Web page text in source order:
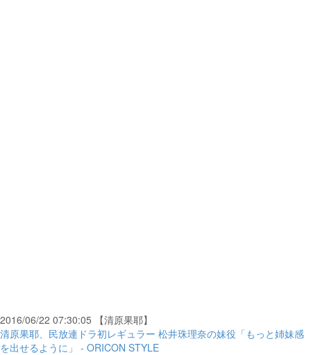
2016/06/22 07:30:05 【清原果耶】
清原果耶、民放連ドラ初レギュラー 松井珠理奈の妹役「もっと姉妹感
を出せるように」 - ORICON STYLE